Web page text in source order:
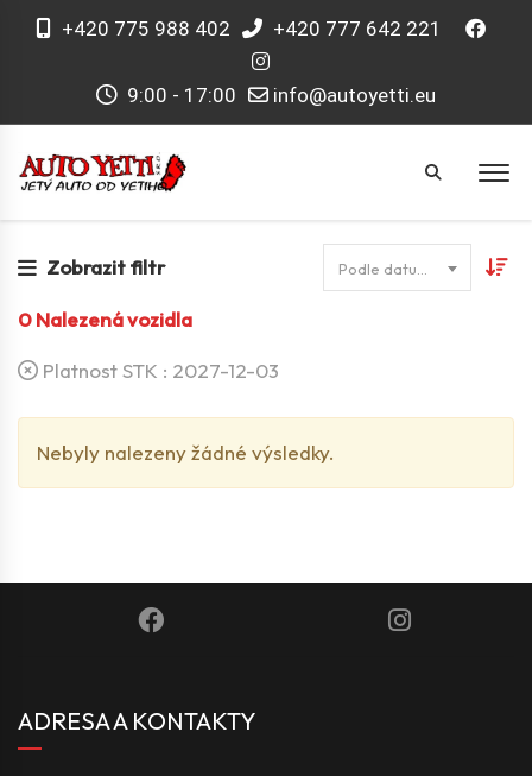
+420 775 988 402 +420 777 642 221
9:00 - 17:00 info@autoyetti.eu
Zobrazit filtr
0Nalezená vozidla
Platnost STK : 2027-12-03
Nebyly nalezeny žádné výsledky.
ADRESA A KONTAKTY